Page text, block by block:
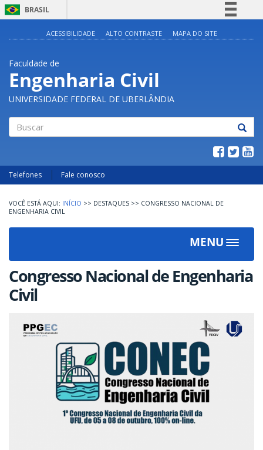
BRASIL
Legislação
Canais
ACESSIBILIDADE ALTO CONTRASTE MAPA DO SITE
Faculdade de
Engenharia Civil
UNIVERSIDADE FEDERAL DE UBERLÂNDIA
Telefones Fale conosco
INÍCIO >> DESTAQUES >> CONGRESSO NACIONAL DE
ENGENHARIA CIVIL
MENU
Toggle
Congresso Nacional de Engenharia
Civil